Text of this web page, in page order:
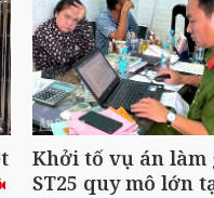
Khởi tố vụ án làm
ST25 quy mô lớn